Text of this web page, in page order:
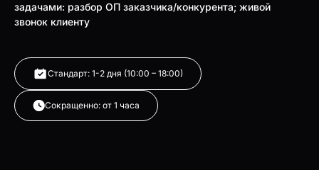
задачами: разбор ОП заказчика/конкурента; живой
звонок клиенту
Стандарт: 1-2 дня (10:00 – 18:00)
Сокращенно: от 1 часа